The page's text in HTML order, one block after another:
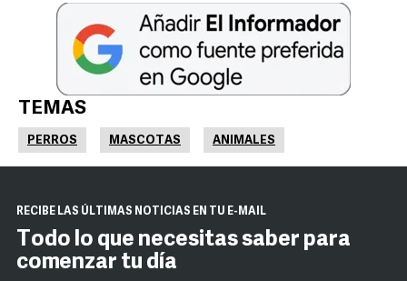
TEMAS
PERROS MASCOTAS ANIMALES
RECIBE LAS ÚLTIMAS NOTICIAS EN TU E-MAIL
Todo lo que necesitas saber para
comenzar tu día